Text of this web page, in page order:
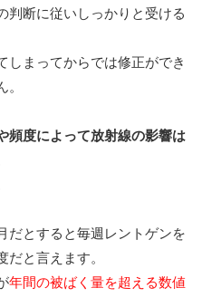
判断に従いしっかりと受ける
しまってからでは修正ができ
頻度によって放射線の影響は
だとすると毎週レントゲンを
と言えます。
年間の被ばく量を超える数値